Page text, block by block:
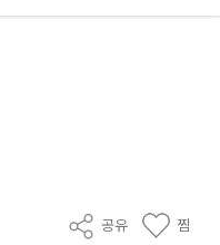
공유 찜